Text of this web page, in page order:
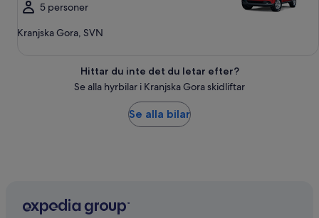
5 personer
Kranjska Gora, SVN
Hittar du inte det du letar efter?
Se alla hyrbilar i Kranjska Gora skidliftar
Se alla bilar